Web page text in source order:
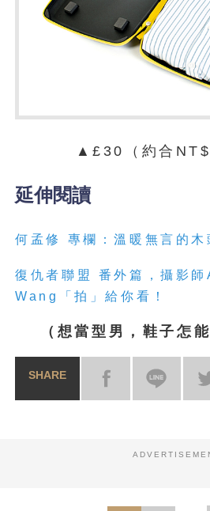
▲£30（約合
延伸閱讀
何孟修 專欄：溫暖無言的木
復仇者聯盟 番外篇，攝影
Wang「拍」給你看！
（想當型男，鞋子怎
SHARE